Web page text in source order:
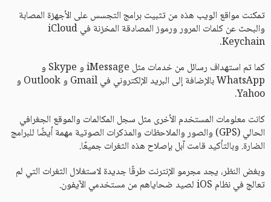
تمكنت مواقع الويب هذه من تثبيت برامج التجسس على الأجهزة المصابة
والبحث عن كلمات المرور ورموز المصادقة المخزنة في iCloud
Keychain.
كما تم استهداف رسائل من خدمات مثل iMessage و Skype و
WhatsApp بالإضافة إلى البريد الإلكتروني في Gmail و Outlook و
Yahoo.
كانت معلومات المستخدم الأخرى مثل سجل المكالمات والموقع الجغرافي
الحالي (GPS) والصور والملاحظات والمذكرات الصوتية مهمة أيضًا للبرامج
الضارة. وبالتأكيد قامت آبل بإصلاح هذه الثغرات جميعًا.
وبغض النظر، يجد مجرمو الإنترنت طرقًا جديدة لاستغلال الثغرات التي لم
تعالج في نظام iOS لصيد ضحاياهم من مستخدمي الآيفون.